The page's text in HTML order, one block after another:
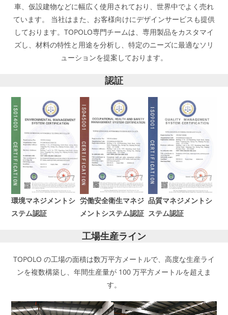
車、仮設建物などに幅広く使用されており、世界中でよく売れ
ています。 当社はまた、お客様向けにデザインサービスも提供
しております。TOPOLO専門チームは、専用製品をカスタマイ
ズし、材料の特性と用途を分析し、特定のニーズに最適なソリ
ューションを提案しております。
認証
環境マネジメントシ
ステム認証
労働安全衛生マネジ
メントシステム認証
品質マネジメントシ
ステム認証
工場生産ライン
TOPOLO の工場の面積は数万平方メートルで、高度な生産ライ
ンを複数構築し、年間生産量が 100 万平方メートルを超えま
す。